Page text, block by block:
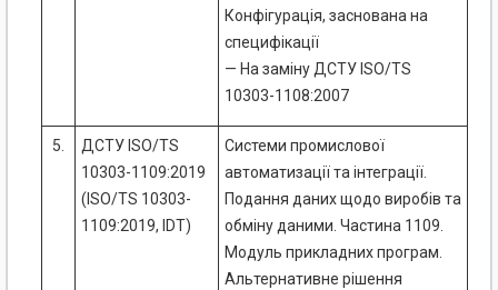
Конфігурація, заснована на
специфікації
— На заміну ДСТУ ISO/TS
10303-1108:2007
5.
ДСТУ ISO/TS
10303-1109:2019
(ISO/TS 10303-
1109:2019, IDT)
Системи промислової
автоматизації та інтеграції.
Подання даних щодо виробів та
обміну даними. Частина 1109.
Модуль прикладних програм.
Альтернативне рішення